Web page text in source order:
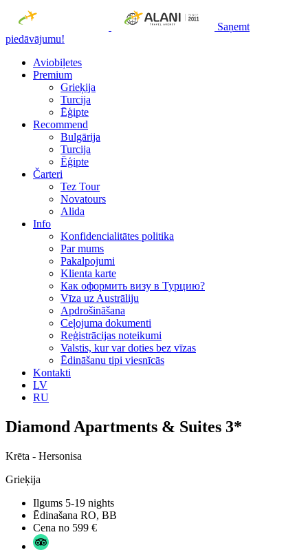
Saņemt
piedāvājumu!
Aviobiļetes
Premium
Grieķija
Turcija
Ēģipte
Recommend
Bulgārija
Turcija
Ēģipte
Čarteri
Tez Tour
Novatours
Alida
Info
Konfidencialitātes politika
Par mums
Рakalpojumi
Klienta karte
Как оформить визу в Турцию?
Vīza uz Austrāliju
Apdrošināšana
Ceļojuma dokumenti
Reģistrācijas noteikumi
Valstis, kur var doties bez vīzas
Ēdināšanu tipi viesnīcās
Kontakti
LV
RU
Diamond Apartments & Suites 3*
Krēta - Hersonisa
Grieķija
Ilgums 5-19 nights
Ēdinašana RO, BB
Cena no 599 €